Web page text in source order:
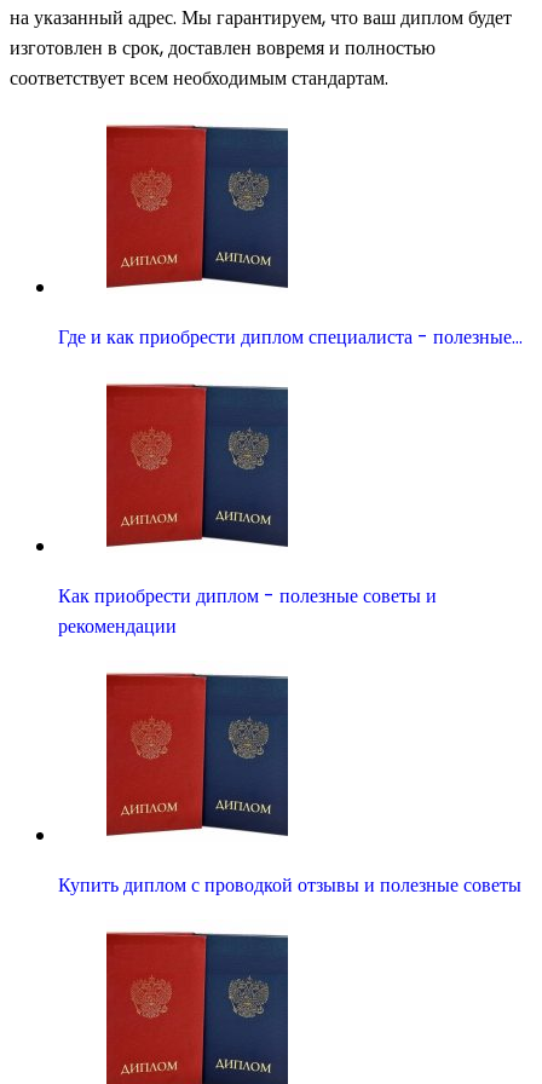
на указанный адрес. Мы гарантируем, что ваш диплом будет
изготовлен в срок, доставлен вовремя и полностью
соответствует всем необходимым стандартам.
Где и как приобрести диплом специалиста - полезные…
Как приобрести диплом - полезные советы и
рекомендации
Купить диплом с проводкой отзывы и полезные советы